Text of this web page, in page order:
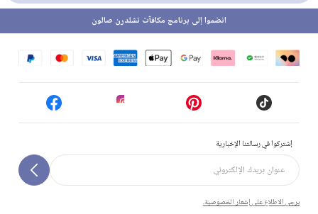
إشتركوا في رسالتنا الإخبارية
يرجى الاطلاع على إشعار الخصوصية.
انضموا إلى برنامج مكافآت تشلدرن صالون